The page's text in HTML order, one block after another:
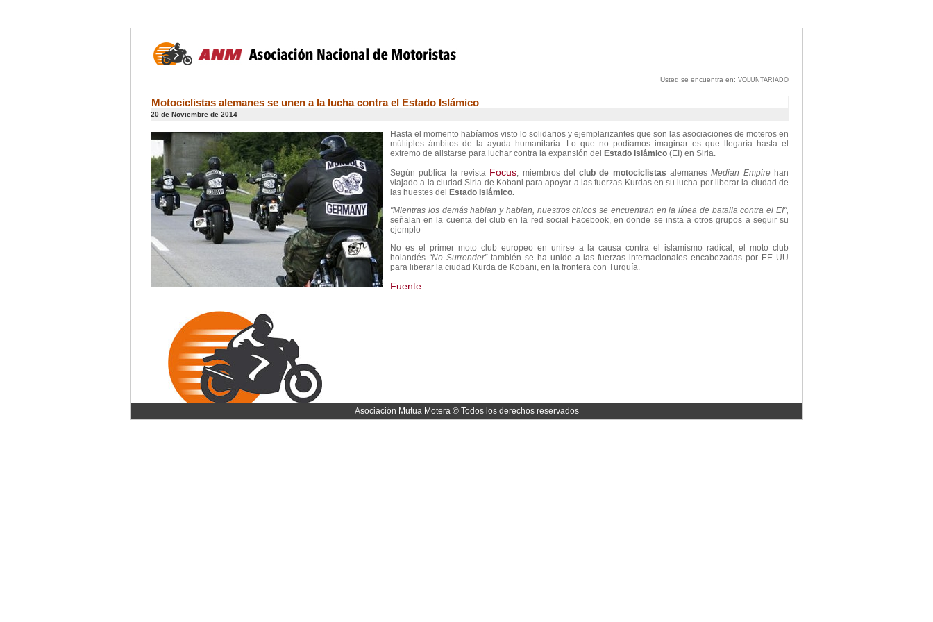
Usted se encuentra en: VOLUNTARIADO
Motociclistas alemanes se unen a la lucha contra el Estado Islámico
20 de Noviembre de 2014
Hasta el momento habíamos visto lo solidarios y ejemplarizantes que son las asociaciones de moteros en
múltiples ámbitos de la ayuda humanitaria. Lo que no podíamos imaginar es que llegaría hasta el
extremo de alistarse para luchar contra la expansión del
Estado Islámico (EI) en Siria.
Según publica la revista Focus, miembros delclub de motociclistas alemanesMedian Empirehan
viajado a la ciudad Siria de Kobani para apoyar a las fuerzas Kurdas en su lucha por liberar la ciudad de
las huestes del
Estado Islámico.
"Mientras los demás hablan y hablan, nuestros chicos se encuentran en la línea de batalla contra el EI",
señalan en la cuenta del club en la red social Facebook, en donde se insta a otros grupos a seguir su
ejemplo
No es el primer moto club europeo en unirse a la causa contra el islamismo radical, el moto club
holandés “No Surrender”también se ha unido a las fuerzas internacionales encabezadas por EE UU
para liberar la ciudad Kurda de Kobani, en la frontera con Turquía.
Fuente
Asociación Mutua Motera © Todos los derechos reservados